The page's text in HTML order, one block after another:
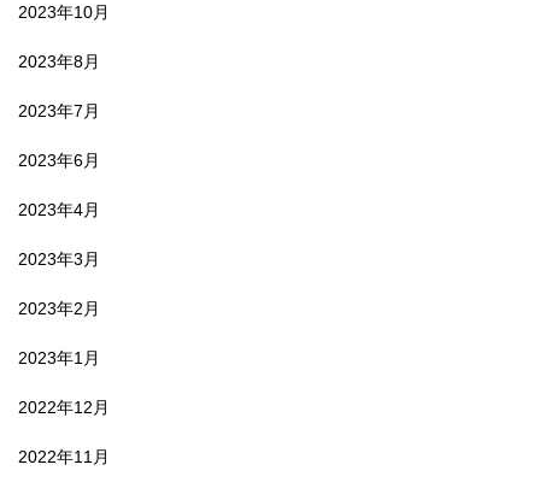
2023年10月
2023年8月
2023年7月
2023年6月
2023年4月
2023年3月
2023年2月
2023年1月
2022年12月
2022年11月